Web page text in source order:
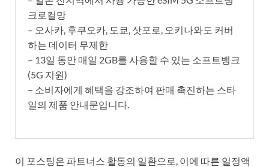
크로컬망
– 오사카, 후쿠오카, 도쿄, 삿포로, 오키나와도 커버
하는 데이터 무제한
– 13일 동안 매일 2GB를 사용할 수 있는 소프트뱅크
(5G 지원)
– 소비자에게 혜택을 강조하여 판매 촉진하는 스타
일의 제품 안내문입니다.
이 포스팅은 파트너스 활동의 일환으로, 이에 따른 일정액